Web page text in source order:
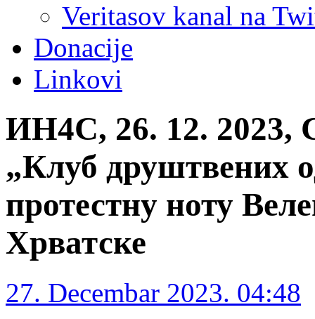
Veritasov kanal na
Donacije
Linkovi
ИН4С, 26. 12. 2023,
„Клуб друштвених
протестну ноту
Хрватске
27. Decembar 2023. 04:48